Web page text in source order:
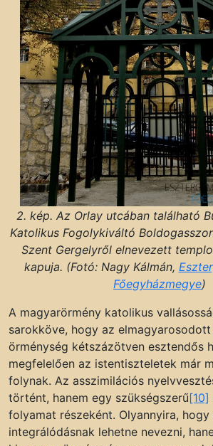
2. kép. Az Orlay utcában található
Katolikus Fogolykiváltó
Szent Gergelyről elnevezett
kapuja. (Fotó: Nagy Kálmán,
Főegyházmegye)
A magyarörmény katolikus
sarokköve, hogy az
örménység kétszázötven esztendős
megfelelően az istentiszteletek már
folynak. Az asszimilációs
történt, hanem egy szükségszerű[10]
folyamat részeként. Olyannyira,
integrálódásnak lehetne nevezni,